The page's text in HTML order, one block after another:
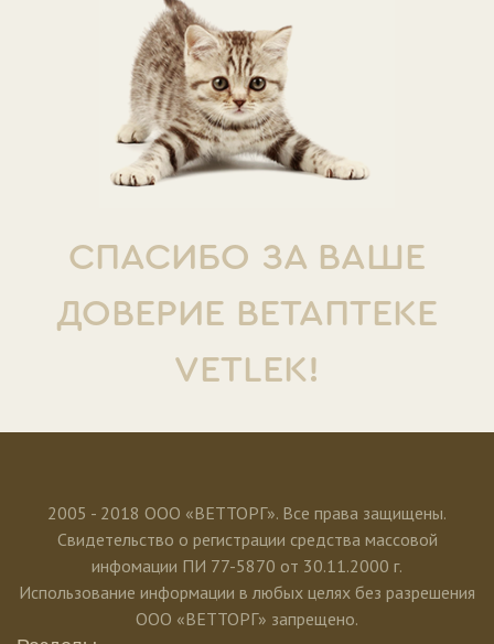
СПАСИБО ЗА ВАШЕ
ДОВЕРИЕ ВЕТАПТЕКЕ
VETLEK!
2005 - 2018 ООО «ВЕТТОРГ». Все права защищены.
Свидетельство о регистрации средства массовой
инфомации ПИ 77-5870 от 30.11.2000 г.
Использование информации в любых целях без разрешения
ООО «ВЕТТОРГ» запрещено.